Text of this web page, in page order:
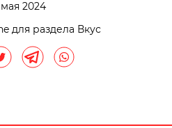
2024
для раздела Вкус